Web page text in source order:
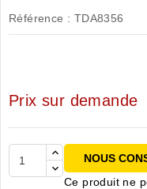
Référence : TDA8356
Prix sur demande
NOUS
Ce produit ne